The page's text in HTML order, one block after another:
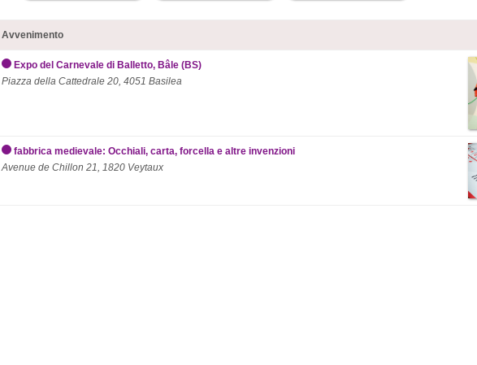
Avvenimento
Expo del Carnevale di Balletto, Bâle (BS)
Piazza della Cattedrale 20, 4051 Basilea
fabbrica medievale: Occhiali, carta, forcella e altre invenzioni
Avenue de Chillon 21, 1820 Veytaux